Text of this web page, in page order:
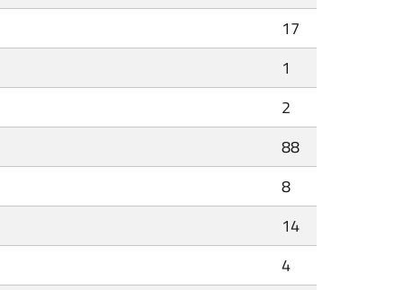
17
1
2
88
8
14
4